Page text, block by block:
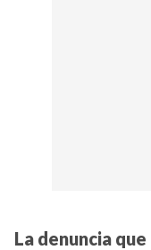
La denuncia